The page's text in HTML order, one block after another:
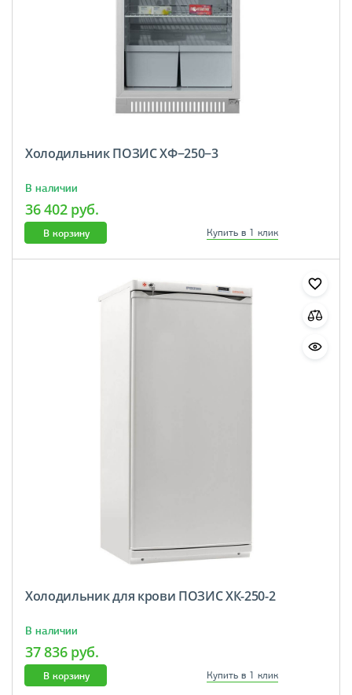
Холодильник ПОЗИС ХФ−250−3
В наличии
36 402 руб.
В корзину Купить в 1 клик
Холодильник для крови ПОЗИС ХК-250-2
В наличии
37 836 руб.
В корзину Купить в 1 клик